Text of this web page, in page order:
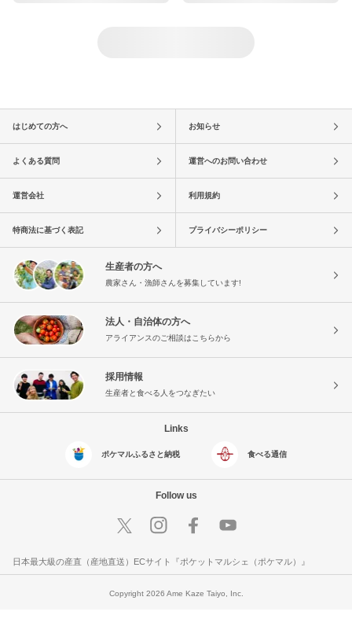
はじめての方へ お知らせ
よくある質問 運営へのお問い合わせ
運営会社 利用規約
特商法に基づく表記 プライバシーポリシー
生産者の方へ
農家さん・漁師さんを募集しています!
法人・自治体の方へ
アライアンスのご相談はこちらから
採用情報
生産者と食べる人をつなぎたい
Links
ポケマルふるさと納税 食べる通信
Follow us
日本最大級の産直（産地直送）ECサイト『ポケットマルシェ（ポケマル）』
Copyright 2026 Ame Kaze Taiyo, Inc.